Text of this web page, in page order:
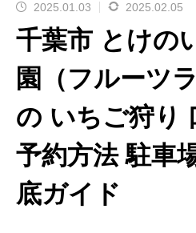
2025.01.03 2025.02.05
千葉市 とけの
園（フルーツ
の いちご狩り
予約方法 駐車
底ガイド